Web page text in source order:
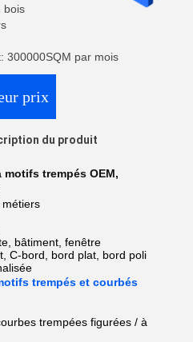
bois
300000SQM par mois
prix
du produit
motifs trempés OEM,
métiers
bâtiment, fenêtre
C-bord, bord plat, bord poli
trempés et courbés
trempées figurées / à